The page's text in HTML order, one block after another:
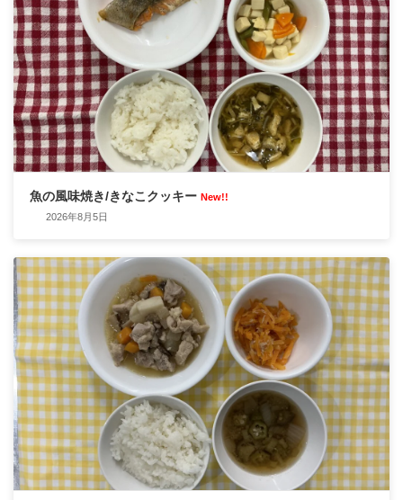
魚の風味焼き/きなこクッキー New!!
2026年8月5日